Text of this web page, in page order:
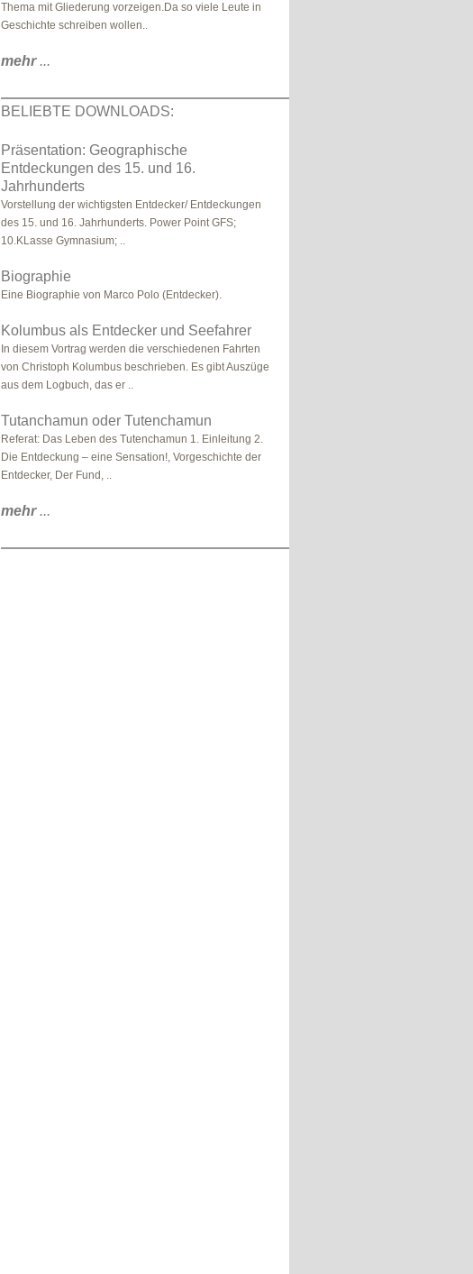
Thema mit Gliederung vorzeigen.Da so viele Leute in
Geschichte schreiben wollen..
mehr...
BELIEBTE DOWNLOADS:
Präsentation: Geographische
Entdeckungen des 15. und 16.
Jahrhunderts
Vorstellung der wichtigsten Entdecker/ Entdeckungen
des 15. und 16. Jahrhunderts. Power Point GFS;
10.KLasse Gymnasium; ..
Biographie
Eine Biographie von Marco Polo (Entdecker).
Kolumbus als Entdecker und Seefahrer
In diesem Vortrag werden die verschiedenen Fahrten
von Christoph Kolumbus beschrieben. Es gibt Auszüge
aus dem Logbuch, das er ..
Tutanchamun oder Tutenchamun
Referat: Das Leben des Tutenchamun 1. Einleitung 2.
Die Entdeckung – eine Sensation!, Vorgeschichte der
Entdecker, Der Fund, ..
mehr...